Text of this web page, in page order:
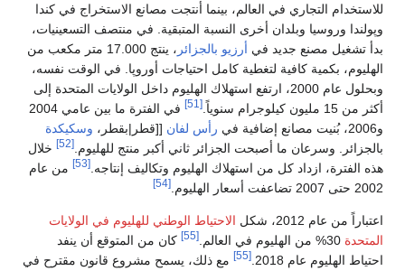
للاستخدام التجاري في العالم، بينما أنتجت مصانع الاستخراج في كندا
وپولندا وروسيا وبلدان أخرى النسبة المتبقية. في منتصف التسعينيات،
بدأ تشغيل مصنع جديد في أرزيو بالجزائر
، ينتج 17.000 متر مكعب من
الهليوم، بكمية كافية لتغطية كامل احتياجات أوروپا. في الوقت نفسه،
وبحلول عام 2000، ارتفع استهلاك الهليوم داخل الولايات المتحدة إلى
أكثر من 15 مليون كيلوجرام سنوياً.
[51]
في الفترة ما بين عامي 2004
و2006، بُنيت مصانع إضافية في
رأس لفان [[قطر|بقطر، وسكيكدة
بالجزائر. وسرعان ما أصبحت الجزائر ثاني أكبر منتج للهليوم. [52]
خلال
هذه الفترة، ازداد كل من استهلاك الهليوم وتكاليف إنتاجه. [53]
من عام
2002 حتى 2007 تضاعفت أسعار الهليوم.
[54]
اعتباراً من عام 2012، شكل
الاحتياط الوطني للهليوم في الولايات
المتحدة
[55]
كان من المتوقع أن ينفد
احتياط الهليوم عام 2018.
[55]
مع ذلك، يسمح مشروع قانون مقترح في